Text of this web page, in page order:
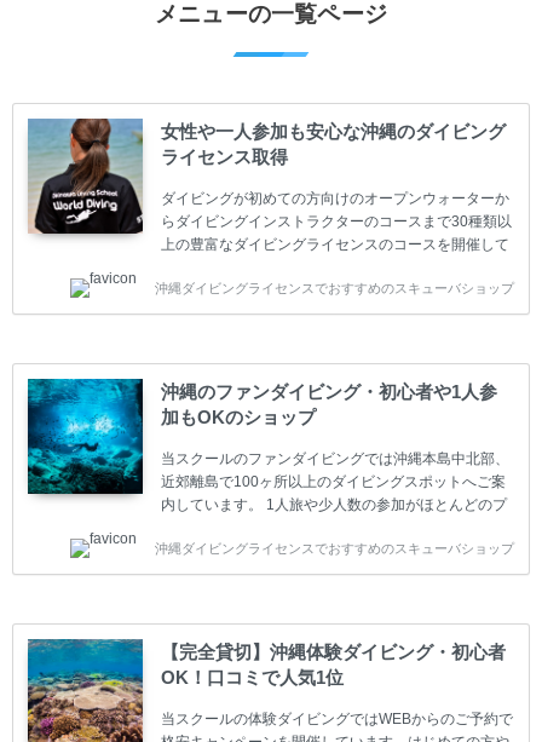
メニューの一覧ページ
女性や一人参加も安心な沖縄のダイビング
ライセンス取得
ダイビングが初めての方向けのオープンウォーターか
らダイビングインストラクターのコースまで30種類以
上の豊富なダイビングライセンスのコースを開催して
(TEC)のコースもご用意しています。 当スクールを受
講するお客様は一人参加などの少人数のご参加が最も
スクールです。各種ダイビングライセンス取得コース
は年間を通じてキャンペーンを行っています。 ベーシ
ックダイバー(Cカード) 1日間+eラーニング 最安値キ
ャンペーン ￥22800(税込) ￥16800(税込) 器材 / 送
迎 / 保険 / 全て込み ダイビング...
沖縄ダイビングライセンスでおすすめのスキューバショップ
沖縄のファンダイビング・初心者や1人参
加もOKのショップ
当スクールのファンダイビングでは沖縄本島中北部、
近郊離島で100ヶ所以上のダイビングスポットへご案
内しています。 1人旅や少人数の参加がほとんどのプ
の方も安心して楽しめるようにリフレッシュダイビン
グコースもご用意しています。お1人様も初心者の方
イセンスを取得したお客様、ファンダイビングのリピ
ーター様はファンダイビングの全てのコース費が
10%OFF、フル器材レンタルが50%OFFになります。
沖縄本島周辺ビーチ・ファンダイビング ￥13800(税
込)【 2ビーチ 】 ウエイト / タンク / 送迎...
沖縄ダイビングライセンスでおすすめのスキューバショップ
【完全貸切】沖縄体験ダイビング・初心者
OK！口コミで人気1位
当スクールの体験ダイビングではWEBからのご予約で